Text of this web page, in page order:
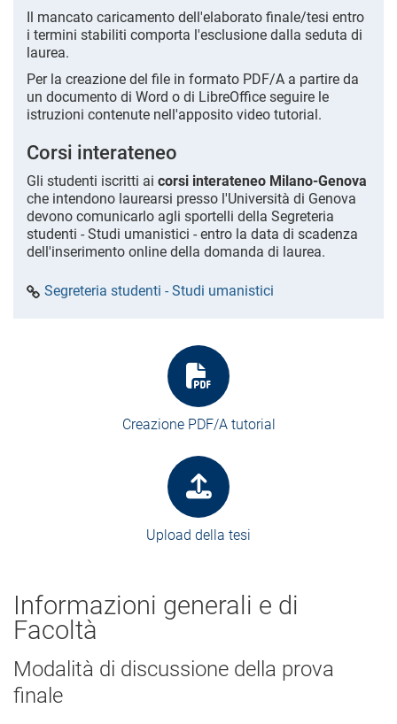
Il mancato caricamento dell'elaborato finale/tesi entro
i termini stabiliti comporta l'esclusione dalla seduta di
laurea.
Per la creazione del file in formato PDF/A a partire da
un documento di Word o di LibreOffice seguire le
istruzioni contenute nell'apposito video tutorial.
Corsi interateneo
Gli studenti iscritti ai corsi interateneo Milano-Genova
che intendono laurearsi presso l'Università di Genova
devono comunicarlo agli sportelli della Segreteria
studenti - Studi umanistici - entro la data di scadenza
dell'inserimento online della domanda di laurea.
Segreteria studenti - Studi umanistici
Creazione PDF/A tutorial
Upload della tesi
Informazioni generali e di
Facoltà
Modalità di discussione della prova
finale